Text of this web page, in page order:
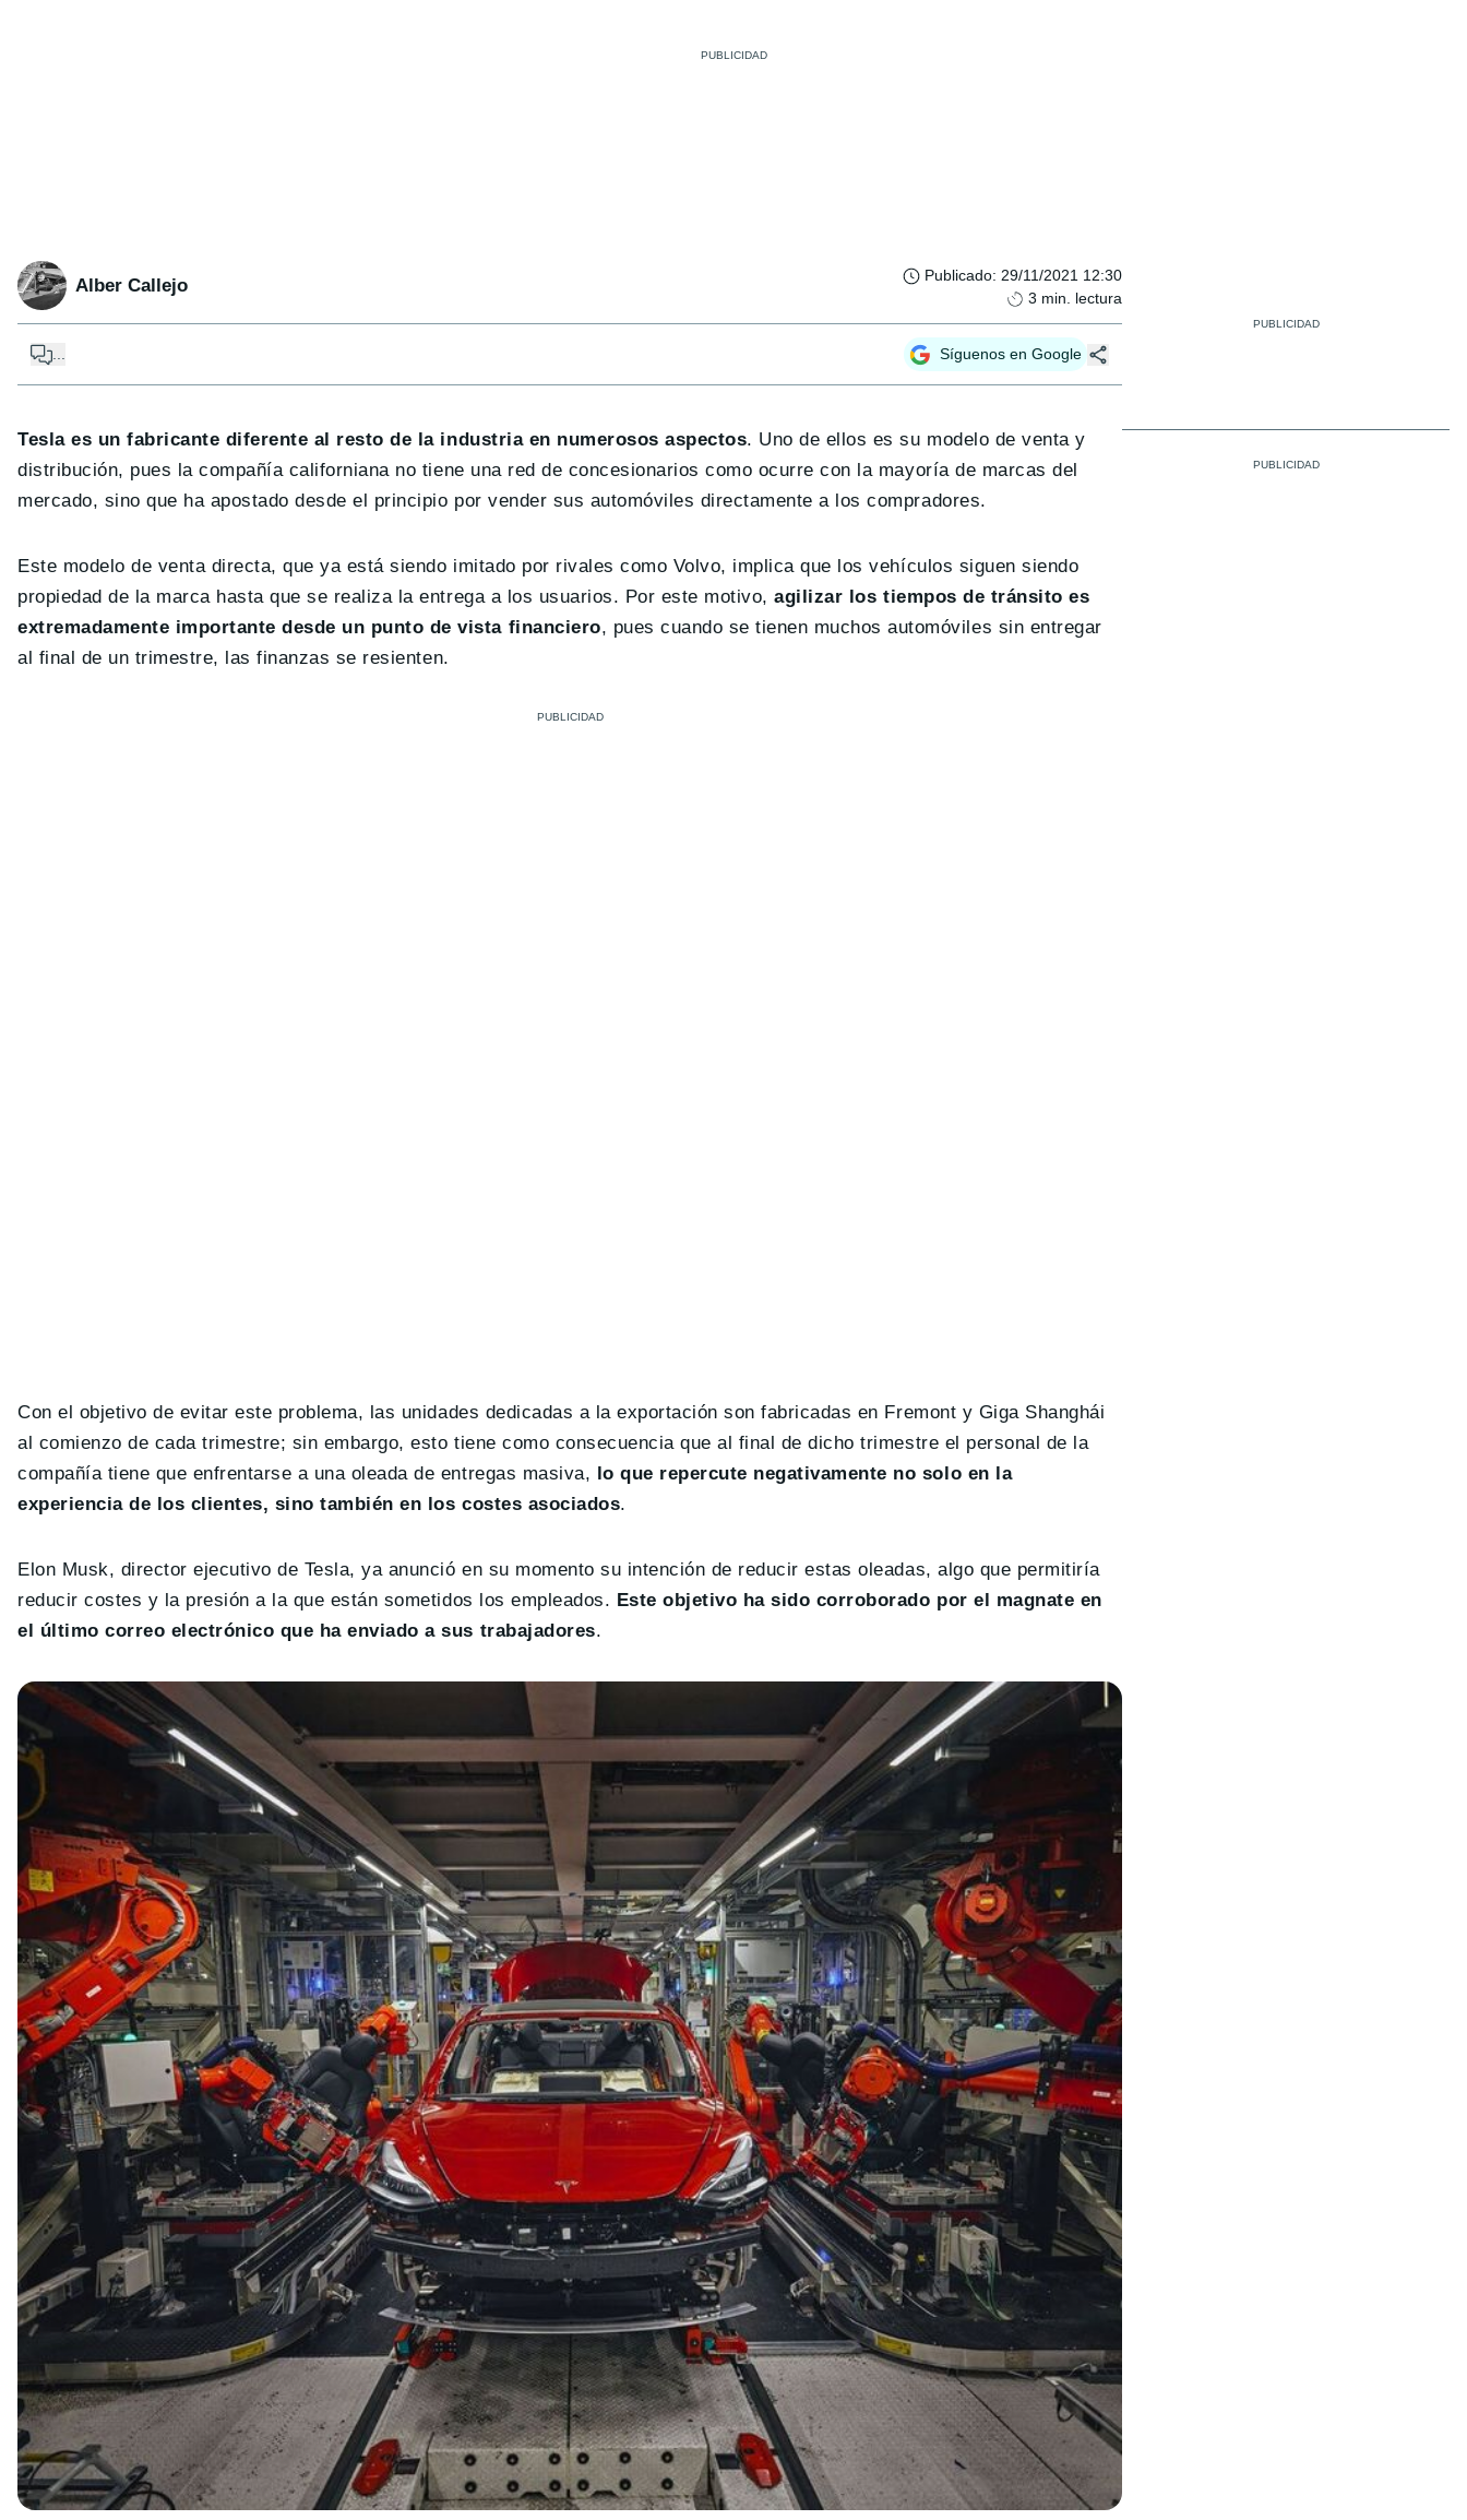
Alber Callejo Publicado: 29/11/2021 12:30
3 min. lectura
... Síguenos en Google
Tesla es un fabricante diferente al resto de la industria en numerosos aspectos. Uno de ellos es su modelo de venta y
distribución, pues la compañía californiana no tiene una red de concesionarios como ocurre con la mayoría de marcas del
mercado, sino que ha apostado desde el principio por vender sus automóviles directamente a los compradores.
Este modelo de venta directa, que ya está siendo imitado por rivales como Volvo, implica que los vehículos siguen siendo
propiedad de la marca hasta que se realiza la entrega a los usuarios. Por este motivo,agilizar los tiempos de tránsito es
extremadamente importante desde un punto de vista financiero, pues cuando se tienen muchos automóviles sin entregar
al final de un trimestre, las finanzas se resienten.
Con el objetivo de evitar este problema, las unidades dedicadas a la exportación son fabricadas en Fremont y Giga Shanghái
al comienzo de cada trimestre; sin embargo, esto tiene como consecuencia que al final de dicho trimestre el personal de la
compañía tiene que enfrentarse a una oleada de entregas masiva,
lo que repercute negativamente no solo en la
experiencia de los clientes, sino también en los costes asociados.
Elon Musk, director ejecutivo de Tesla, ya anunció en su momento su intención de reducir estas oleadas, algo que permitiría
reducir costes y la presión a la que están sometidos los empleados. Este objetivo ha sido corroborado por el magnate en
el último correo electrónico que ha enviado a sus trabajadores.